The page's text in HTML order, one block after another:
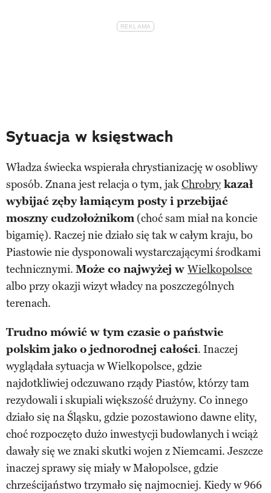
Sytuacja w księstwach
Władza świecka wspierała chrystianizację w osobliwy
sposób. Znana jest relacja o tym, jakChrobry kazał
wybijać zęby łamiącym posty i przebijać
moszny cudzołożnikom (choć sam miał na koncie
bigamię). Raczej nie działo się tak w całym kraju, bo
Piastowie nie dysponowali wystarczającymi środkami
technicznymi. Może co najwyżej w Wielkopolsce
albo przy okazji wizyt władcy na poszczególnych
terenach.
Trudno mówić w tym czasie o państwie
polskim jako o jednorodnej całości. Inaczej
wyglądała sytuacja w Wielkopolsce, gdzie
najdotkliwiej odczuwano rządy Piastów, którzy tam
rezydowali i skupiali większość drużyny. Co innego
działo się na Śląsku, gdzie pozostawiono dawne elity,
choć rozpoczęto dużo inwestycji budowlanych i wciąż
dawały się we znaki skutki wojen z Niemcami. Jeszcze
inaczej sprawy się miały w Małopolsce, gdzie
chrześcijaństwo trzymało się najmocniej. Kiedy w 966